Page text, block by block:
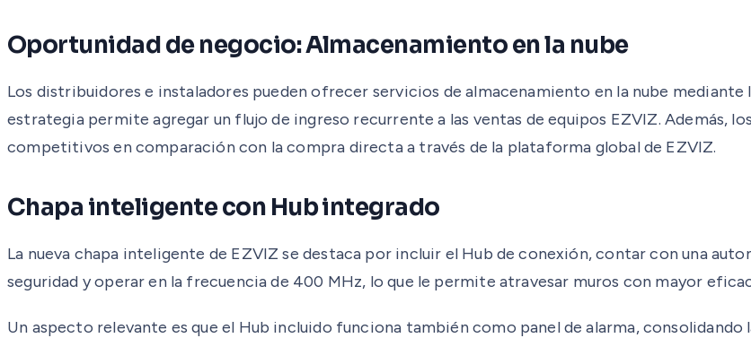
Oportunidad de negocio: Almacenamiento en la nube
Los distribuidores e instaladores pueden ofrecer servicios de almacenamiento en la nube mediante
estrategia permite agregar un flujo de ingreso recurrente a las ventas de equipos EZVIZ. Además,
competitivos en comparación con la compra directa a través de la plataforma global de EZVIZ.
Chapa inteligente con Hub integrado
La nueva chapa inteligente de EZVIZ se destaca por incluir el Hub de conexión, contar con una
seguridad y operar en la frecuencia de 400 MHz, lo que le permite atravesar muros con mayor
Un aspecto relevante es que el Hub incluido funciona también como panel de alarma,